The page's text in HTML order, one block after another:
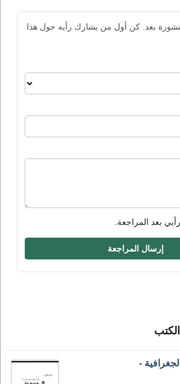
بعد. كن أول من يشارك رأيه حول هذا
بعد المراجعة.
إرسال المراجعة
-